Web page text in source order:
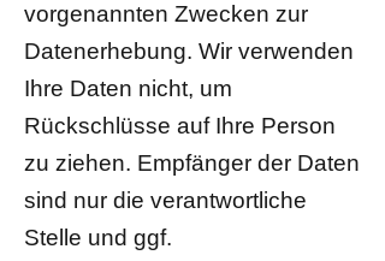
vorgenannten Zwecken zur
Datenerhebung. Wir verwenden
Ihre Daten nicht, um
Rückschlüsse auf Ihre Person
zu ziehen. Empfänger der Daten
sind nur die verantwortliche
Stelle und ggf.